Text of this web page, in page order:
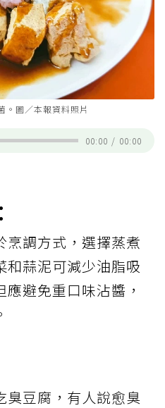
。圖／本報資料照片
00:00 / 00:00
烹調方式，選擇蒸煮
和蒜泥可減少油脂吸
避免重口味沾醬，
臭豆腐，有人說愈臭